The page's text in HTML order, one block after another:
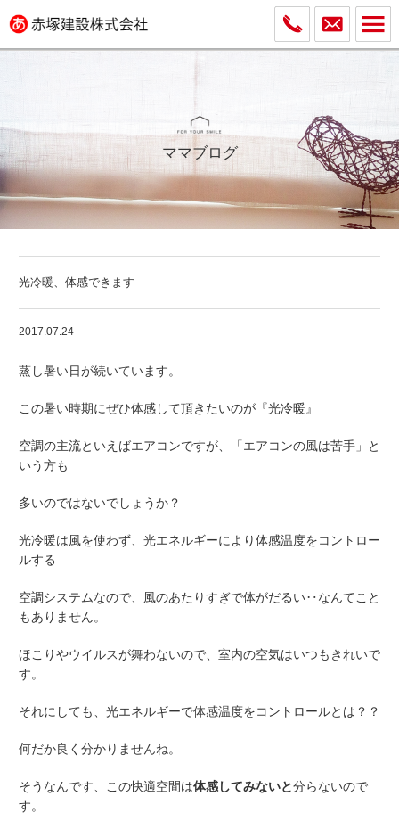
ママブログ
光冷暖、体感できます
2017.07.24
蒸し暑い日が続いています。
この暑い時期にぜひ体感して頂きたいのが『光冷暖 』
空調の主流といえばエアコンですが、「エアコンの風は苦手」と
いう方も
多いのではないでしょうか？
光冷暖は風を使わず、光エネルギーにより体感温度をコントロー
ルする
空調システムなので、風のあたりすぎで体がだるい‥なんてこと
もありません。
ほこりやウイルスが舞わないので、室内の空気はいつもきれいで
す。
それにしても、光エネルギーで体感温度をコントロールとは？？
何だか良く分かりませんね。
そうなんです、この快適空間は体感してみないと分らないので
す。